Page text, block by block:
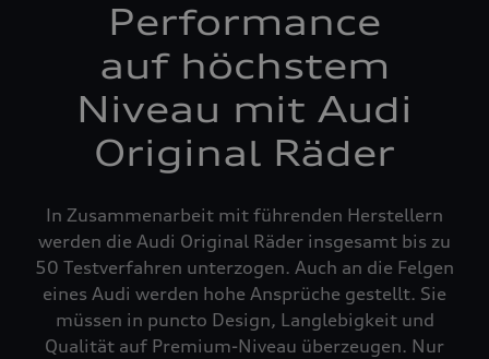
Performance
auf höchstem
Niveau mit Audi
Original Räder
In Zusammenarbeit mit führenden Herstellern
werden die Audi Original Räder insgesamt bis zu
50 Testverfahren unterzogen. Auch an die Felgen
eines Audi werden hohe Ansprüche gestellt. Sie
müssen in puncto Design, Langlebigkeit und
Qualität auf Premium-Niveau überzeugen. Nur